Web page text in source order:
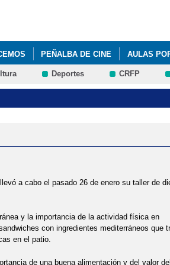
PEÑALBA DE CINE AULAS
Deportes CRFP
a cabo el pasado 26 de enero su taller de
y la importancia de la actividad física en
con ingredientes mediterráneos que
en el patio.
de una buena alimentación y del valor del